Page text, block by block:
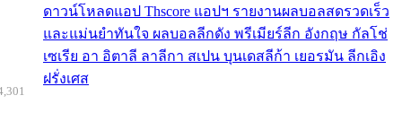
ดาวน์โหลดแอป Thscore แอปฯ รายงานผลบอลสดรวดเร็ว
และแม่นยำทันใจ ผลบอลลีกดัง พรีเมียร์ลีก อังกฤษ กัลโช่
เซเรีย อา อิตาลี ลาลีกา สเปน บุนเดสลีก้า เยอรมัน ลีกเอิง
ฝรั่งเศส